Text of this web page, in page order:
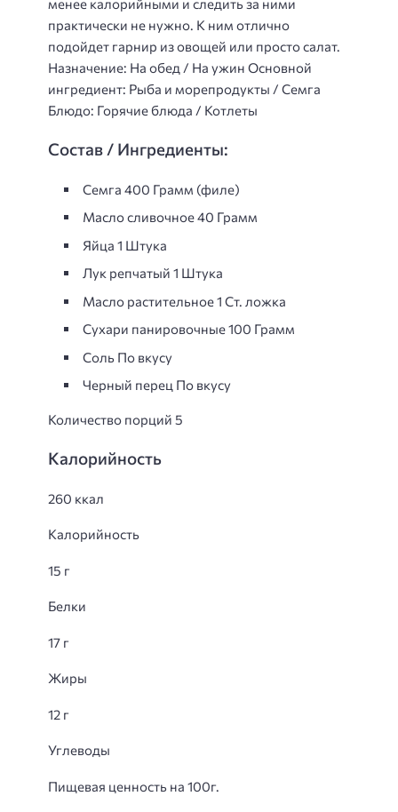
менее калорийными и следить за ними
практически не нужно. К ним отлично
подойдет гарнир из овощей или просто салат.
Назначение: На обед / На ужин Основной
ингредиент: Рыба и морепродукты / Семга
Блюдо: Горячие блюда / Котлеты
Состав / Ингредиенты:
Семга 400 Грамм (филе)
Масло сливочное 40 Грамм
Яйца 1 Штука
Лук репчатый 1 Штука
Масло растительное 1 Ст. ложка
Сухари панировочные 100 Грамм
Соль По вкусу
Черный перец По вкусу
Количество порций 5
Калорийность
260 ккал
Калорийность
15 г
Белки
17 г
Жиры
12 г
Углеводы
Пищевая ценность на 100г.